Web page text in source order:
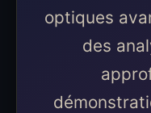
optiques
des